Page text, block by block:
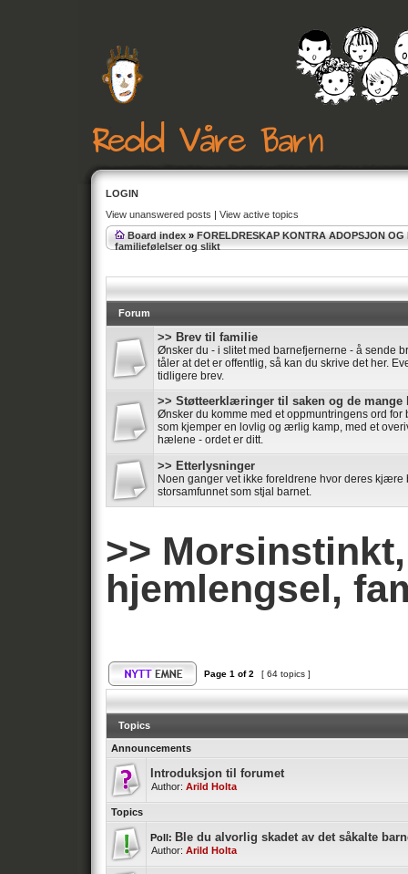
LOGIN
View unanswered posts | View active topics
Board index » FORELDRESKAP KONTRA ADOPSJON OG
familiefølelser og slikt
Forum
>> Brev til familie
Ønsker du - i slitet med barnefjernerne - å sende
tåler at det er offentlig, så kan du skrive det her.
tidligere brev.
>> Støtteerklæringer til saken og de mange
Ønsker du komme med et oppmuntringens ord for
som kjemper en lovlig og ærlig kamp, med et
hælene - ordet er ditt.
>> Etterlysninger
Noen ganger vet ikke foreldrene hvor deres kjære
storsamfunnet som stjal barnet.
>>
hjemlengsel,
Page 1 of2 [ 64 topics ]
Topics
Announcements
Introduksjon til forumet
Author: Arild Holta
Topics
Poll: Ble du alvorlig skadet av det såkalte
Author: Arild Holta